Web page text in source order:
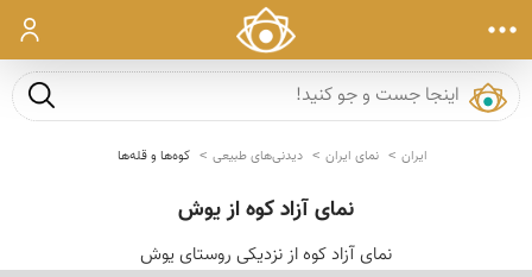
ورود
جست و
ایران نمای ایران دیدنی‌های طبیعی کوه‌ها و قله‌ها
نمای آزاد کوه از یوش
نمای آزاد كوه از نزدیكی روستای یوش